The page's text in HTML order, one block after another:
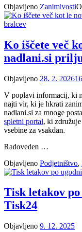
Objavljeno Zanimivosti
Ko iščete več
nadlani.si
Objavljeno 28. 2. 2026
V poplavi informacij, ki
najti vir, ki je hkrati
nadlani.si za mnoge
spletni portal, ki
vsebine za vsakdan.
Radoveden …
Objavljeno Podjetništvo,
Tisk letakov
Tisk24
Objavljeno 9. 12. 2025